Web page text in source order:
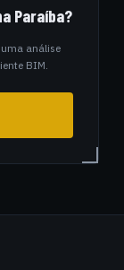
Paraíba?
análise
BIM.